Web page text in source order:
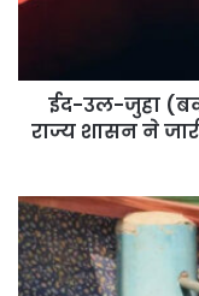
ईद-उल-जुहा
राज्य शासन ने